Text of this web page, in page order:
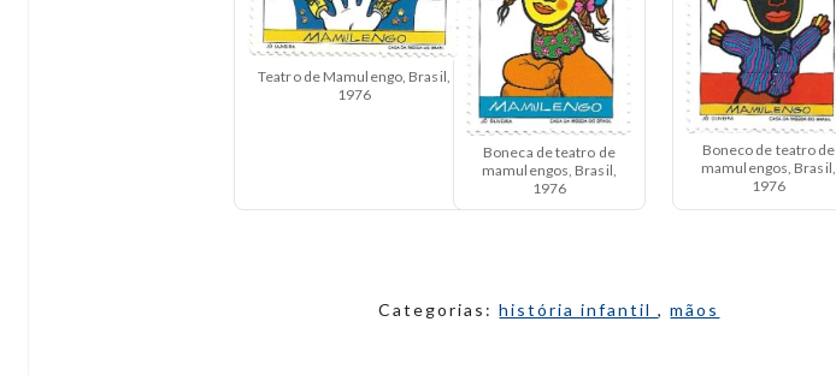
Teatro de Mamulengo, Brasil,
1976
Boneca de teatro de
mamulengos, Brasil,
1976
Boneco de teatro de
mamulengos, Brasil,
1976
Categorias:história infantil,mãos